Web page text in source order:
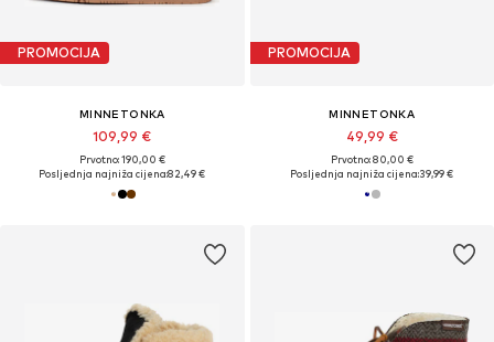
PROMOCIJA
MINNETONKA
109,99 €
Prvotno: 190,00 €
Posljednja najniža cijena:82,49 €
PROMOCIJA
MINNETONKA
49,99 €
Prvotno: 80,00 €
Posljednja najniža cijena:39,99 €